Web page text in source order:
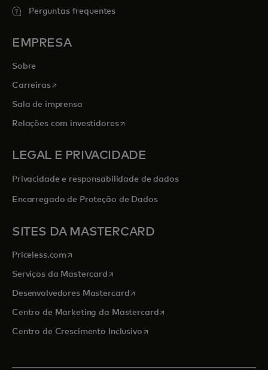
Perguntas frequentes
EMPRESA
Sobre
Carreirasabre em uma nova guia
Sala de imprensa
Relações com investidoresabre em uma nova guia
LEGAL E PRIVACIDADE
Privacidade e responsabilidade de dados
Encarregado de Proteção de Dados
SITES DA MASTERCARD
Priceless.com abre em uma nova guia
Serviços da Mastercardabre em uma nova guia
Desenvolvedores Mastercardabre em uma nova guia
Centro de Marketing da Mastercardabre em uma nova guia
Centro de Crescimento Inclusivoabre em uma nova guia